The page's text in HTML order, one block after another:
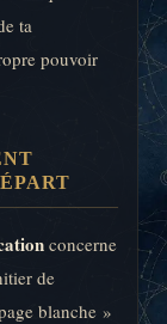
ta
pouvoir
concerne
de
blanche »